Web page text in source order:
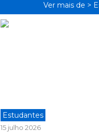
Ver mais de >
Estudantes
15 julho 2026